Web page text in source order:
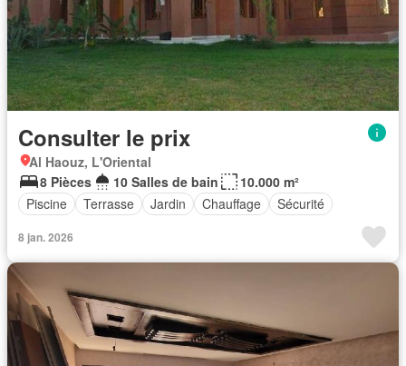
Consulter le prix
Al Haouz, L'Oriental
8 Pièces
10 Salles de bain
10.000 m²
Piscine
Terrasse Jardin Chauffage Sécurité
8 jan. 2026